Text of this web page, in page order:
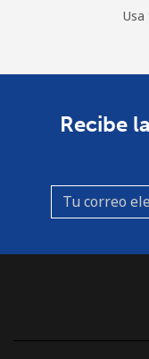
Recibe